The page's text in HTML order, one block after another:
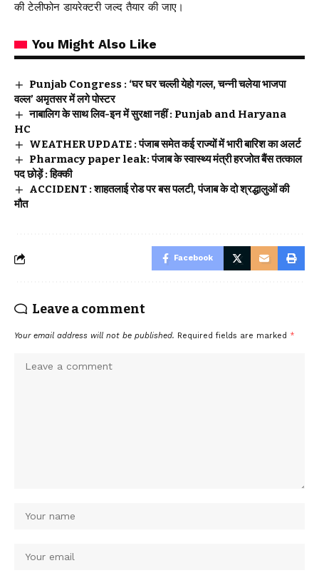
की टेलीफोन डायरेक्टरी जल्द तैयार की जाए।
You Might Also Like
Punjab Congress : ‘घर घर चल्ली येहो गल्ल, चन्नी चलेया भाजपा
वल्ल’ अमृतसर में लगे पोस्टर
नाबालिग के साथ लिव-इन में सुरक्षा नहीं : Punjab and Haryana
HC
WEATHER UPDATE : पंजाब समेत कई राज्यों में भारी बारिश का अलर्ट
Pharmacy paper leak: पंजाब के स्वास्थ्य मंत्री हरजोत बैंस तत्काल
पद छोड़ें : हिक्की
ACCIDENT : शाहतलाई रोड पर बस पलटी, पंजाब के दो श्रद्धालुओं की
मौत
Facebook
Leave a comment
Your email address will not be published. Required fields are marked *